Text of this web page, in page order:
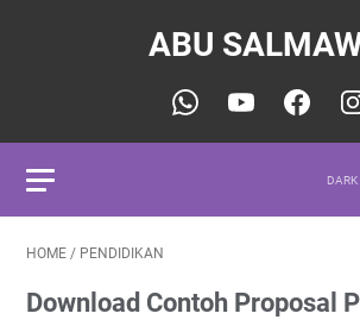
ABU
HOME / PENDIDIKAN
Download Contoh Proposal